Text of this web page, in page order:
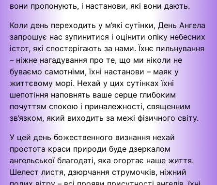
вони пропонують, і настанови, які вони дають.
Коли день переходить у м’які сутінки, День Ангела
запрошує нас зупинитися і оцінити опіку небесних
істот, які спостерігають за нами. Їхнє пильнування
– ніжне нагадування про те, що ми ніколи не
буваємо самотніми, їхні настанови – маяк у
життєвому морі. Нехай у цих сутінках їхні
шепотіння наповнять ваше серце глибоким
почуттям спокою і приналежності, священним
зв’язком, який виходить за межі фізичного світу.
У цей день божественного визнання нехай
простота краси природи буде дзеркалом
ангельської благодаті, яка огортає наше життя.
Шелест листя, дзюрчання струмочків, ніжний